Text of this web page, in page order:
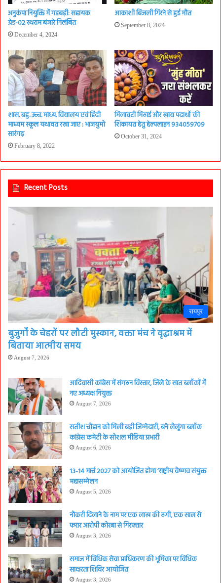
अनुकंपा नियुक्ति में गड़बड़ी: सहायक
ग्रेड-02 रथराम बंजारे निलंबित
December 4, 2024
आकाशी बिजली गिरने से हुई मौत
September 8, 2024
शास. बहु. उच्च. माध्य. विद्यालय एवं हिंदी
माध्यम स्कूल यथावत रखा जाए : भाजयुमो
सारंगढ़
February 8, 2022
मिलावटी मिठाई और खाद्य पदार्थो की
शिकायत हेतु हेल्पलाइन 934059709
October 31, 2024
Recent Posts
रायपुर
बुजुर्गों के चेहरों पर लौटी मुस्कान, वक्ता मंच ने वृद्धाश्रम में
बिताया आत्मीय समय
August 7, 2026
आदिवासी कांग्रेस में संगठन विस्तार, जिले के सात ब्लॉकों में
नए अध्यक्ष नियुक्त
August 7, 2026
सतीश चौहान को मिली बड़ी जिम्मेदारी, बने लैलूंगा ब्लॉक
कांग्रेस कमेटी के सोशल मीडिया प्रभारी
August 6, 2026
13-14 मार्च 2027 को आयोजित होगा ‘राष्ट्रीय वैष्णव संयुक्त
महासम्मेलन
August 5, 2026
नौकरी दिलाने के नाम पर एक लाख की ठगी, एक साल से
फरार आरोपी कोरबा से गिरफ्तार
August 3, 2026
समाज में विधिक सेवा प्राधिकरण की भूमिका पर विधिक
साक्षरता शिविर आयोजित
August 3, 2026